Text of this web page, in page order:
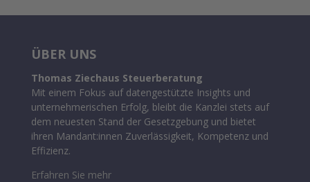
ÜBER UNS
Thomas Ziechaus Steuerberatung
Mit einem Fokus auf datengestützte Insights und
unternehmerischen Erfolg, bleibt die Kanzlei stets auf
dem neuesten Stand der Gesetzgebung und bietet
ihren Mandant:innen Zuverlässigkeit, Kompetenz und
Effizienz.
Erfahren Sie mehr